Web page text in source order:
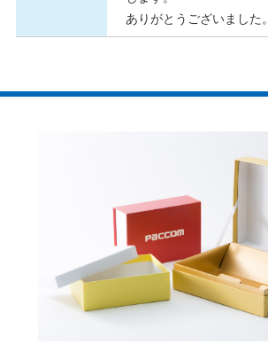
ありがとうございました。